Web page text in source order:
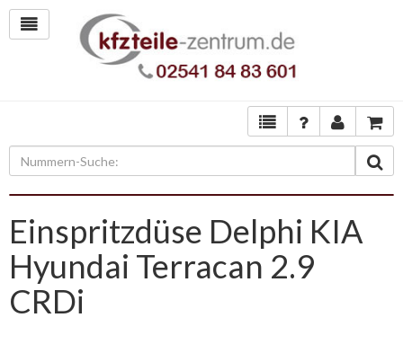
Einspritzdüse Delphi KIA
Hyundai Terracan 2.9
CRDi